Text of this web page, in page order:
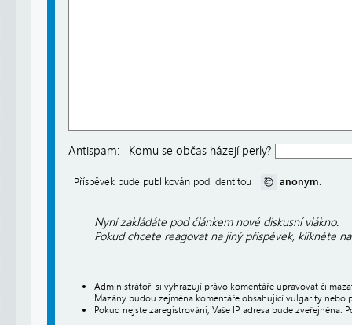
Antispam: Komu se občas házejí perly?
Příspěvek bude publikován pod identitou anonym.
Nyní zakládáte pod článkem nové diskusní vlákno.
Pokud chcete reagovat na jiný příspěvek, klikněte
Administrátoři si vyhrazují právo komentáře upravovat či
Mazány budou zejména komentáře obsahující vulgarity nebo
Pokud nejste zaregistrováni, Vaše IP adresa bude